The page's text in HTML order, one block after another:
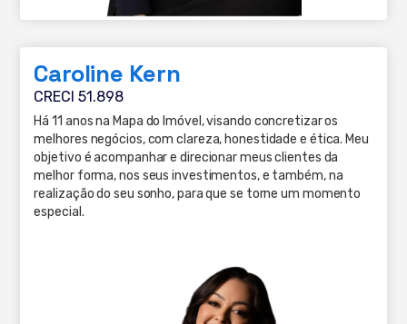
Caroline Kern
CRECI 51.898
Há 11 anos na Mapa do Imóvel, visando concretizar os
melhores negócios, com clareza, honestidade e ética. Meu
objetivo é acompanhar e direcionar meus clientes da
melhor forma, nos seus investimentos, e também, na
realização do seu sonho, para que se torne um momento
especial.